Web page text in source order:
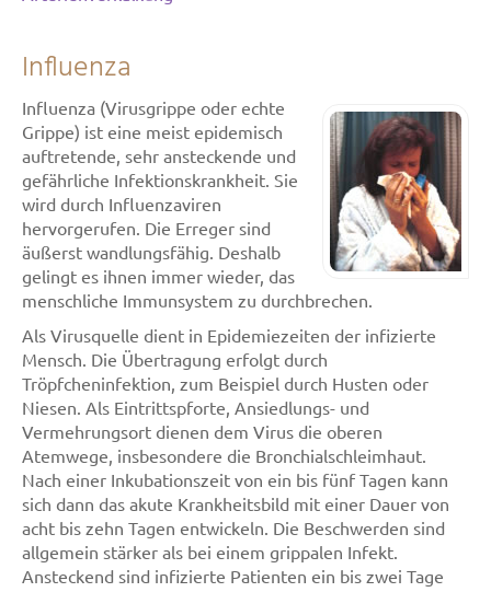
Influenza
Influenza (Virusgrippe oder echte
Grippe) ist eine meist epidemisch
auftretende, sehr ansteckende und
gefährliche Infektionskrankheit. Sie
wird durch Influenzaviren
hervorgerufen. Die Erreger sind
äußerst wandlungsfähig. Deshalb
gelingt es ihnen immer wieder, das
menschliche Immunsystem zu durchbrechen.
Als Virusquelle dient in Epidemiezeiten der infizierte
Mensch. Die Übertragung erfolgt durch
Tröpfcheninfektion, zum Beispiel durch Husten oder
Niesen. Als Eintrittspforte, Ansiedlungs- und
Vermehrungsort dienen dem Virus die oberen
Atemwege, insbesondere die Bronchialschleimhaut.
Nach einer Inkubationszeit von ein bis fünf Tagen kann
sich dann das akute Krankheitsbild mit einer Dauer von
acht bis zehn Tagen entwickeln. Die Beschwerden sind
allgemein stärker als bei einem grippalen Infekt.
Ansteckend sind infizierte Patienten ein bis zwei Tage